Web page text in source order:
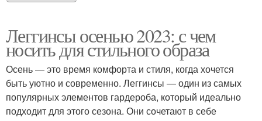
Леггинсы осенью 2023: с чем
носить для стильного образа
Осень — это время комфорта и стиля, когда хочется
быть уютно и современно. Леггинсы — один из самых
популярных элементов гардероба, который идеально
подходит для этого сезона. Они сочетают в себе